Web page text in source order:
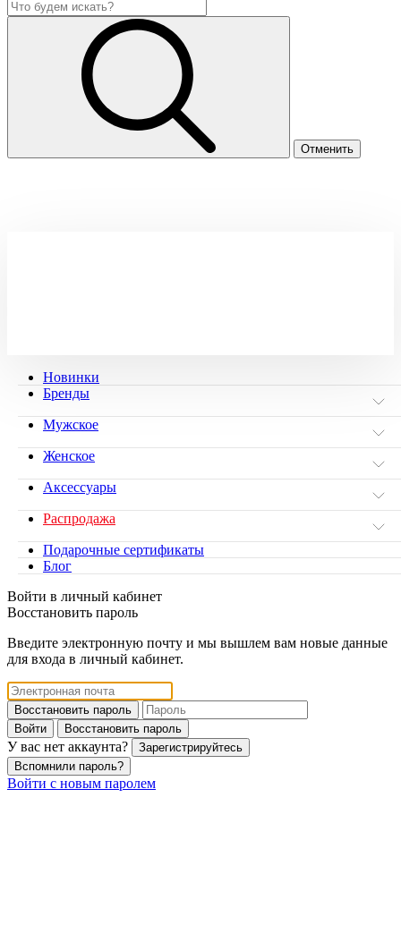
Новинки
Бренды
Мужское
Женское
Аксессуары
Распродажа
Подарочные сертификаты
Блог
Войти в личный кабинет
Восстановить пароль
Введите электронную почту и мы вышлем вам новые данные
для входа в личный кабинет.
Восстановить пароль
Войти
Восстановить пароль
У вас нет аккаунта?
Зарегистрируйтесь
Вспомнили пароль?
Войти с новым паролем